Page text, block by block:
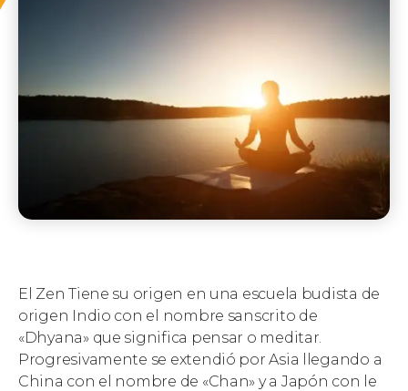
El Zen Tiene su origen en una escuela budista de
origen Indio con el nombre sanscrito de
«Dhyana» que significa pensar o meditar.
Progresivamente se extendió por Asia llegando a
China con el nombre de «Chan» y a Japón con le